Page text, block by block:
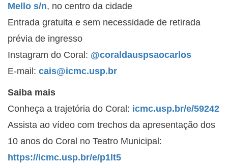
Mello s/n, no centro da cidade
Entrada gratuita e sem necessidade de retirada
prévia de ingresso
Instagram do Coral: @coraldauspsaocarlos
E-mail: cais@icmc.usp.br
Saiba mais
Conheça a trajetória do Coral: icmc.usp.br/e/59242
Assista ao vídeo com trechos da apresentação dos
10 anos do Coral no Teatro Municipal:
https://icmc.usp.br/e/p1lt5